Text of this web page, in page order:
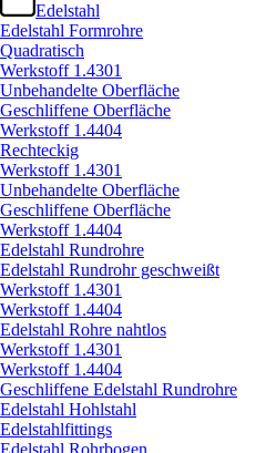
Edelstahl
Edelstahl Formrohre
Quadratisch
Werkstoff 1.4301
Unbehandelte Oberfläche
Geschliffene Oberfläche
Werkstoff 1.4404
Rechteckig
Werkstoff 1.4301
Unbehandelte Oberfläche
Geschliffene Oberfläche
Werkstoff 1.4404
Edelstahl Rundrohre
Edelstahl Rundrohr geschweißt
Werkstoff 1.4301
Werkstoff 1.4404
Edelstahl Rohre nahtlos
Werkstoff 1.4301
Werkstoff 1.4404
Geschliffene Edelstahl Rundrohre
Edelstahl Hohlstahl
Edelstahlfittings
Edelstahl Rohrbogen